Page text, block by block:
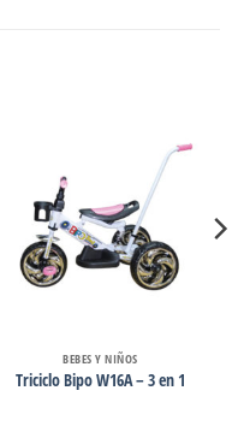
BEBES Y NIÑOS
Triciclo Bipo W16A – 3 en 1